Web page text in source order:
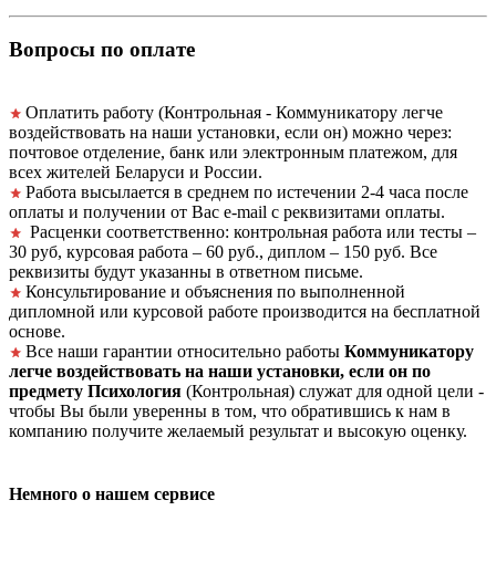
Вопросы по оплате
Оплатить работу (Контрольная - Коммуникатору легче
воздействовать на наши установки, если он) можно через:
почтовое отделение, банк или электронным платежом, для
всех жителей Беларуси и России.
Работа высылается в среднем по истечении 2-4 часа после
оплаты и получении от Вас e-mail с реквизитами оплаты.
Расценки соответственно: контрольная работа или тесты –
30 руб, курсовая работа – 60 руб., диплом – 150 руб. Все
реквизиты будут указанны в ответном письме.
Консультирование и объяснения по выполненной
дипломной или курсовой работе производится на бесплатной
основе.
Все наши гарантии относительно работы Коммуникатору
легче воздействовать на наши установки, если он по
предмету Психология (Контрольная) служат для одной цели -
чтобы Вы были уверенны в том, что обратившись к нам в
компанию получите желаемый результат и высокую оценку.
Немного о нашем сервисе